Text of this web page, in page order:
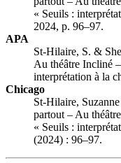
« Seuils :
2024, p. 96–97.
APA
St-Hilaire, S. &
Au théâtre Incliné
interprétation à la
Chicago
St-Hilaire,
partout – Au
« Seuils :
(2024) : 96–97.